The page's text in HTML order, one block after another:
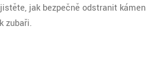
jak bezpečně odstranit kámen
zubaři.